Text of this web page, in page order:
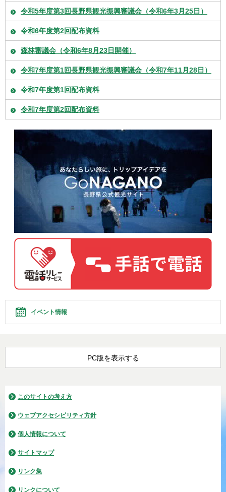
令和5年度第3回長野県観光振興審議会（令和6年3月25日）
令和6年度第2回配布資料
森林審議会（令和6年8月23日開催）
令和7年度第1回長野県観光振興審議会（令和7年11月28日）
令和7年度第1回配布資料
令和7年度第2回配布資料
イベント情報
PC版を表示する
このサイトの考え方
ウェブアクセシビリティ方針
個人情報について
サイトマップ
リンク集
リンクについて